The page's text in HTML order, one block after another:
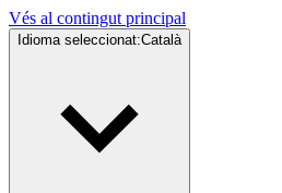
Vés al contingut principal
Idioma seleccionat:Català